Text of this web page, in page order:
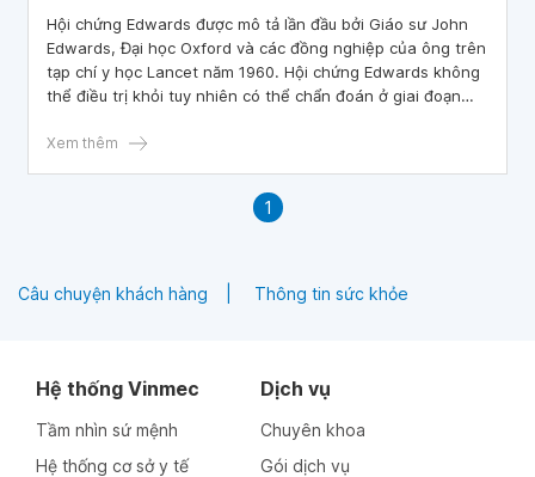
Hội chứng Edwards được mô tả lần đầu bởi Giáo sư John
Edwards, Đại học Oxford và các đồng nghiệp của ông trên
tạp chí y học Lancet năm 1960. Hội chứng Edwards không
thể điều trị khỏi tuy nhiên có thể chẩn đoán ở giai đoạn
Xem thêm
1
Câu chuyện khách hàng Thông tin sức khỏe
Hệ thống Vinmec
Tầm nhìn sứ mệnh
Hệ thống cơ sở y tế
Dịch vụ
Chuyên khoa
Gói dịch vụ